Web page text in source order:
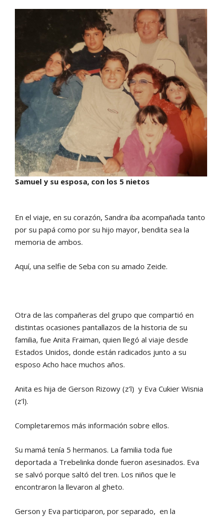
Samuel y su esposa, con los 5 nietos
En el viaje, en su corazón, Sandra iba acompañada tanto
por su papá como por su hijo mayor, bendita sea la
memoria de ambos.
Aquí, una selfie de Seba con su amado Zeide.
Otra de las compañeras del grupo que compartió en
distintas ocasiones pantallazos de la historia de su
familia, fue Anita Fraiman, quien llegó al viaje desde
Estados Unidos, donde están radicados junto a su
esposo Acho hace muchos años.
Anita es hija de Gerson Rizowy (z’l) y Eva Cukier Wisnia
(z’l).
Completaremos más información sobre ellos.
Su mamá tenía 5 hermanos. La familia toda fue
deportada a Trebelinka donde fueron asesinados. Eva
se salvó porque saltó del tren. Los niños que le
encontraron la llevaron al gheto.
Gerson y Eva participaron, por separado, en la